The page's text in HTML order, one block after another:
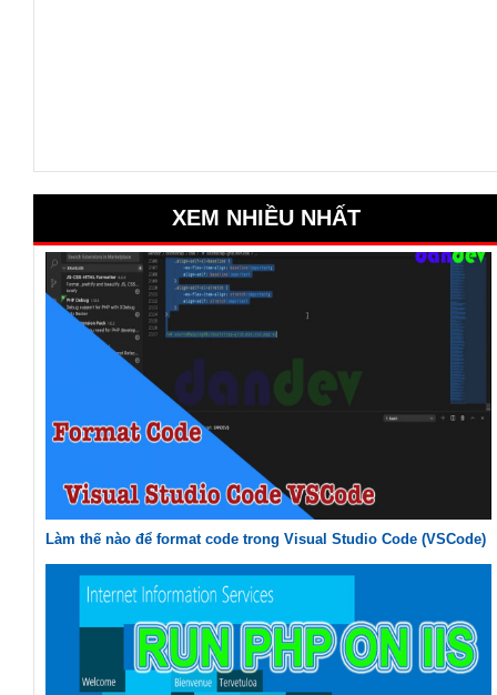
XEM NHIỀU NHẤT
Làm thế nào để format code trong Visual Studio Code (VSCode)